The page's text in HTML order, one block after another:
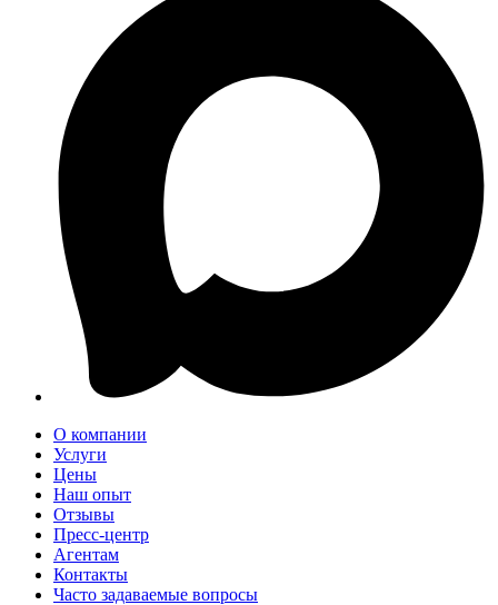
О компании
Услуги
Цены
Наш опыт
Отзывы
Пресс-центр
Агентам
Контакты
Часто задаваемые вопросы